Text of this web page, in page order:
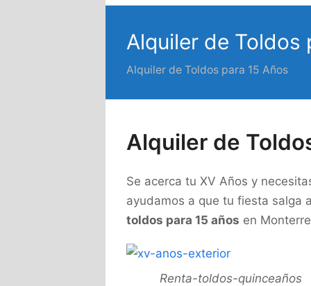
Alquiler de Toldos
Alquiler de Toldos para 15 Años
Alquiler de
Se acerca tu XV Años y
ayudamos a que tu fiesta salga
toldos para 15 años en
Renta-toldos-quinceaños